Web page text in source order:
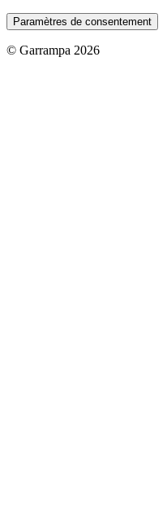
Paramètres de consentement
© Garrampa 2026